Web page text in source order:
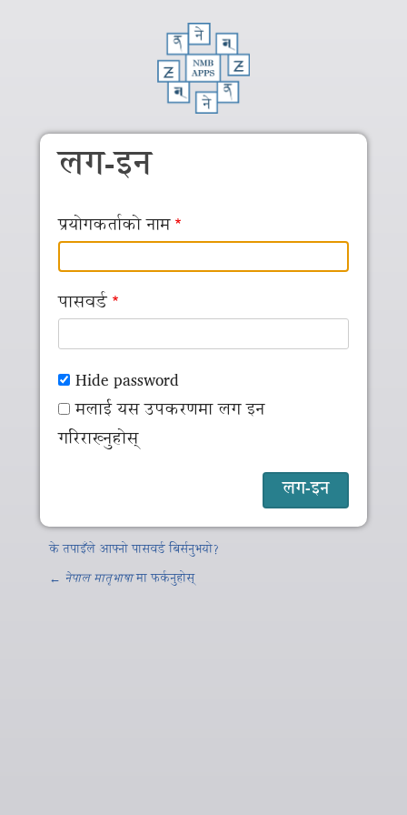
लग-इन
प्रयोगकर्ताको नाम
पासवर्ड
Hide password
मलाई यस उपकरणमा लग इन
गरिराख्नुहोस्
के तपाइँले आफ्नो पासवर्ड बिर्सनुभयो?
← नेपाल मातृभाषामा फर्कनुहोस्